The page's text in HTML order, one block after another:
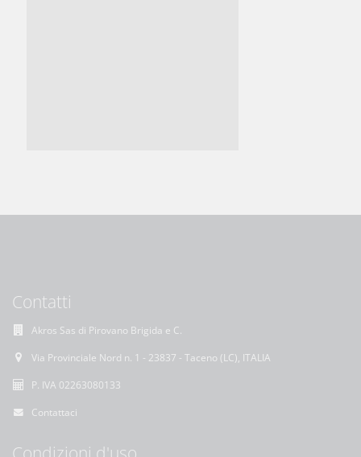
Contatti
Akros Sas di Pirovano Brigida e C.
Via Provinciale Nord n. 1 - 23837 - Taceno (LC), ITALIA
P. IVA 02263080133
Contattaci
Condizioni d'uso